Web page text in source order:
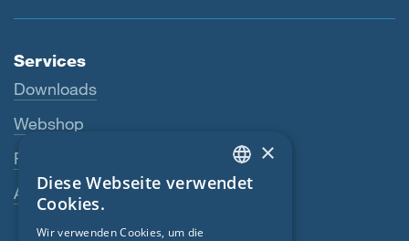
Services
Downloads
Webshop
Fachhändler
Ansprechperson
ENGLISH
×
Diese Webseite verwendet
Cookies.
Wir verwenden Cookies, um die